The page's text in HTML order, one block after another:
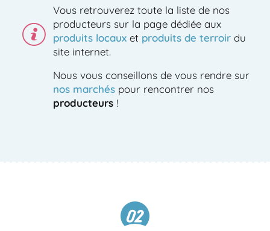
Vous retrouverez toute la liste de nos
producteurs sur la page dédiée aux
produits locaux et produits de terroir du
site internet.
Nous vous conseillons de vous rendre sur
nos marchés pour rencontrer nos
producteurs !
l’application
NéMO (ex MyBus)